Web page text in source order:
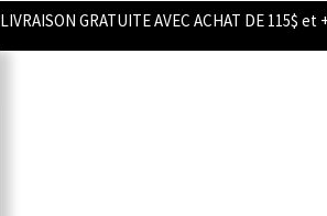
LIVRAISON GRATUITE AVEC ACHAT DE 115$